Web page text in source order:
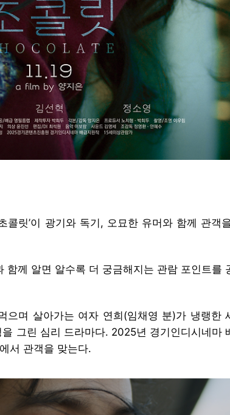
콜릿’이 광기와 독기, 오묘한 유머와 함께 관객
함께 알면 알수록 더 궁금해지는 관람 포인트를
으며 살아가는 여자 연희(임채영 분)가 냉랭한
그린 심리 드라마다. 2025년 경기인디시네마
서 관객을 맞는다.